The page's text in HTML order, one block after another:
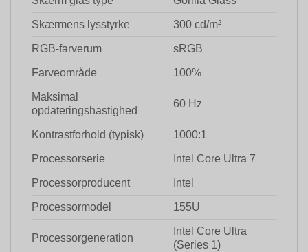
Skærmens lysstyrke 300 cd/m²
RGB-farverum sRGB
Farveområde 100%
Maksimal
opdateringshastighed
60 Hz
Kontrastforhold (typisk) 1000:1
Processorserie Intel Core Ultra 7
Processorproducent Intel
Processormodel 155U
Processorgeneration
Intel Core Ultra
(Series 1)